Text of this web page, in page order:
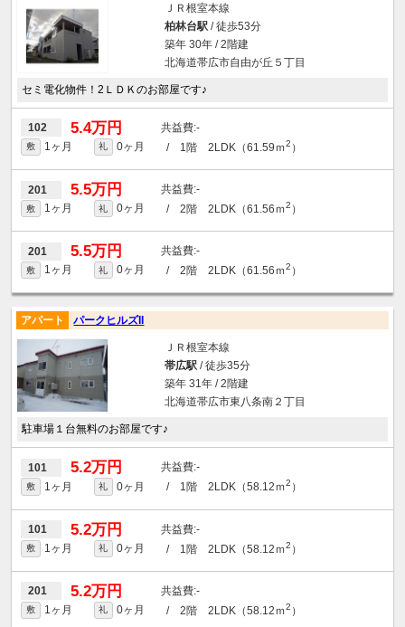
ＪＲ根室本線
柏林台駅/ 徒歩53分
築年 30年 / 2階建
北海道帯広市自由が丘５丁目
セミ電化物件！2ＬＤＫのお部屋です♪
102 5.4万円 -
敷 1ヶ月 礼 0ヶ月 / 1階 2LDK（61.59ｍ2 ）
201 5.5万円 -
敷 1ヶ月 礼 0ヶ月 / 2階 2LDK（61.56ｍ2 ）
201 5.5万円 -
敷 1ヶ月 礼 0ヶ月 / 2階 2LDK（61.56ｍ2 ）
アパート パークヒルズII
ＪＲ根室本線
帯広駅/ 徒歩35分
築年 31年 / 2階建
北海道帯広市東八条南２丁目
駐車場１台無料のお部屋です♪
101 5.2万円 -
敷 1ヶ月 礼 0ヶ月 / 1階 2LDK（58.12ｍ2 ）
101 5.2万円 -
敷 1ヶ月 礼 0ヶ月 / 1階 2LDK（58.12ｍ2 ）
201 5.2万円 -
敷 1ヶ月 礼 0ヶ月 / 2階 2LDK（58.12ｍ2 ）